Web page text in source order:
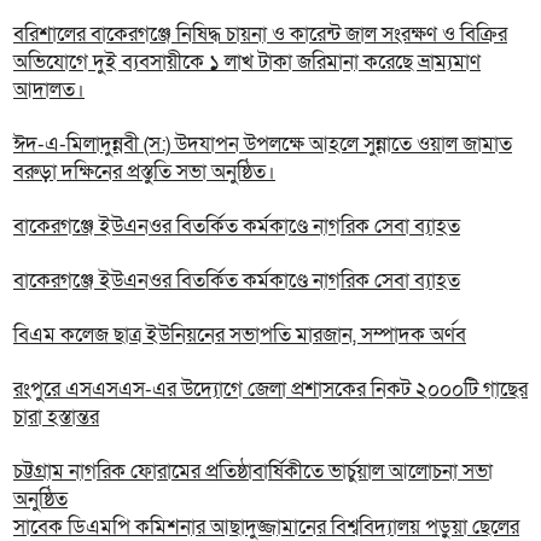
বরিশালের বাকেরগঞ্জে নিষিদ্ধ চায়না ও কারেন্ট জাল সংরক্ষণ ও বিক্রির
অভিযোগে দুই ব্যবসায়ীকে ১ লাখ টাকা জরিমানা করেছে ভ্রাম্যমাণ
আদালত।
ঈদ-এ-মিলাদুন্নবী (স:) উদযাপন উপলক্ষে আহলে সুন্নাতে ওয়াল জামাত
বরুড়া দক্ষিনের প্রস্তুতি সভা অনুষ্ঠিত।
বাকেরগঞ্জে ইউএনওর বিতর্কিত কর্মকাণ্ডে নাগরিক সেবা ব্যাহত
বাকেরগঞ্জে ইউএনওর বিতর্কিত কর্মকাণ্ডে নাগরিক সেবা ব্যাহত
বিএম কলেজ ছাত্র ইউনিয়নের সভাপতি মারজান, সম্পাদক অর্ণব
রংপুরে এসএসএস-এর উদ্যোগে জেলা প্রশাসকের নিকট ২০০০টি গাছের
চারা হস্তান্তর
চট্টগ্রাম নাগরিক ফোরামের প্রতিষ্ঠাবার্ষিকীতে ভার্চুয়াল আলোচনা সভা
অনুষ্ঠিত
সাবেক ডিএমপি কমিশনার আছাদুজ্জামানের বিশ্ববিদ্যালয় পড়ুয়া ছেলের